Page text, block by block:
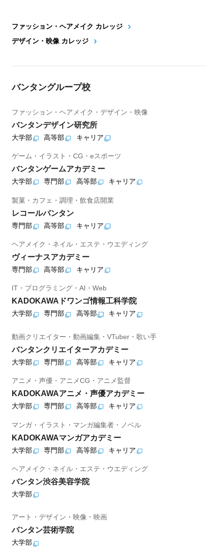
ファッション・ヘアメイク カレッジ
デザイン・映像 カレッジ
バンタングループ校
ファッション・ヘアメイク・デザイン・映像
バンタンデザイン研究所
大学部 高等部 キャリア
ゲーム・イラスト・CG・eスポーツ
バンタンゲームアカデミー
大学部 専門部 高等部 キャリア
製菓・カフェ・調理・飲食店開業
レコールバンタン
専門部 高等部 キャリア
ヘアメイク・ネイル・エステ・ウエディング
ヴィーナスアカデミー
専門部 高等部 キャリア
IT・プログラミング・AI・Web
KADOKAWAドワンゴ情報工科学院
大学部 専門部 高等部 キャリア
動画クリエイター・動画編集・VTuber・歌い手
バンタンクリエイターアカデミー
大学部 専門部 高等部 キャリア
アニメ・声優・アニメCG・アニメ監督
KADOKAWAアニメ・声優アカデミー
大学部 専門部 高等部 キャリア
マンガ・イラスト・マンガ編集者・ノベル
KADOKAWAマンガアカデミー
大学部 専門部 高等部 キャリア
ヘアメイク・ネイル・エステ・ウエディング
バンタン渋谷美容学院
大学部
アート・デザイン・映像・映画
バンタン芸術学院
大学部